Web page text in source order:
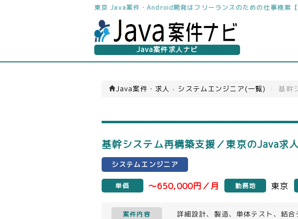
東京 Java案件・Android開発はフリーランスのための仕事検索【
Java案件求人ナビ
Java案件・求人 › システムエンジニア(一覧) › 基幹
基幹システム再構築支援／東京のJava求
システムエンジニア
単価 ～650,000円／月 勤務地 東京
案件内容 詳細設計、製造、単体テスト、結合